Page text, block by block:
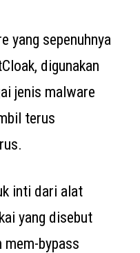
yang sepenuhnya
digunakan
jenis malware
terus
inti dari alat
yang disebut
mem-bypass